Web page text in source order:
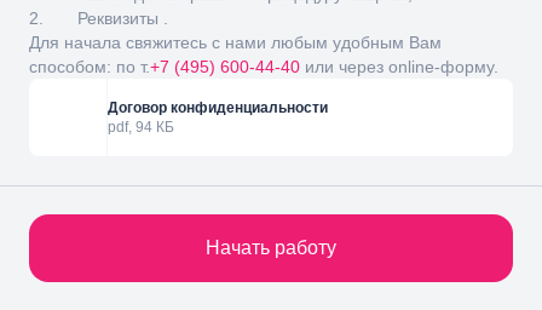
Реквизиты .
Для начала свяжитесь с нами любым удобным Вам
способом: по т.+7 (495) 600-44-40 или через online-форму.
Договор конфиденциальности
pdf, 94 КБ
Начать работу